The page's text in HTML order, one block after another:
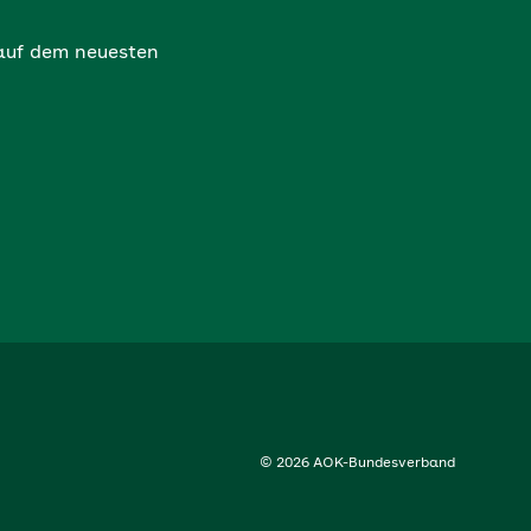
dem neuesten
© 2026 AOK-Bundesverband